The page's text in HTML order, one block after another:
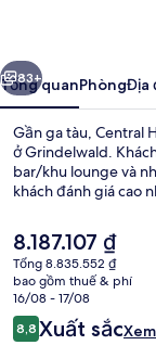
Tiếp
83+
Tổng quanPhòngĐịa
Gần ga tàu, Central
ở Grindelwald.
bar/khu lounge và
khách đánh giá cao
Giá
hiện
tại
là
8.187.107 ₫
8.187.107 ₫
Tổng 8.835.552 ₫
bao gồm thuế & phí
16/08 - 17/08
Nhận
xét
8,88,8 trên 10,
Xuất sắc